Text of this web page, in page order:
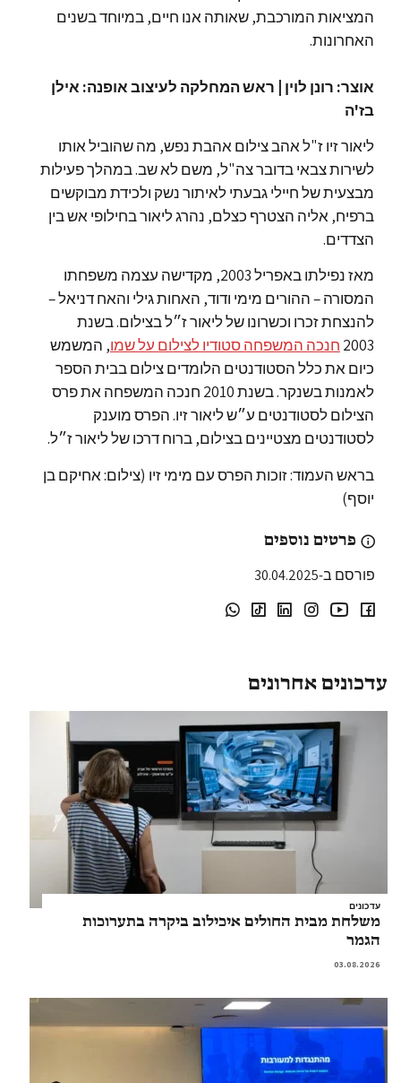
המציאות המורכבת, שאותה אנו חיים, במיוחד בשנים
האחרונות.
אוצר: רונן לוין | ראש המחלקה לעיצוב אופנה: אילן
בז'ה
ליאור זיו ז"ל אהב צילום אהבת נפש, מה שהוביל אותו
לשירות צבאי בדובר צה"ל, משם לא שב. במהלך פעילות
מבצעית של חיילי גבעתי לאיתור נשק ולכידת מבוקשים
ברפיח, אליה הצטרף כצלם, נהרג ליאור בחילופי אש בין
הצדדים.
מאז נפילתו באפריל 2003, מקדישה עצמה משפחתו
המסורה – ההורים מימי ודוד, האחות גילי והאח דניאל –
להנצחת זכרו וכשרונו של ליאור ז״ל בצילום. בשנת
2003 חנכה המשפחה סטודיו לצילום על שמו, המשמש
כיום את כלל הסטודנטים הלומדים צילום בבית הספר
לאמנות בשנקר. בשנת 2010 חנכה המשפחה את פרס
הצילום לסטודנטים ע״ש ליאור זיו. הפרס מוענק
לסטודנטים מצטיינים בצילום, ברוח דרכו של ליאור ז״ל.
בראש העמוד: זוכות הפרס עם מימי זיו (צילום: אחיקם בן
יוסף)
פרטים נוספים
פורסם ב-30.04.2025
עדכונים אחרונים
עדכונים
משלחת מבית החולים איכילוב ביקרה בתערוכות
הגמר
03.08.2026